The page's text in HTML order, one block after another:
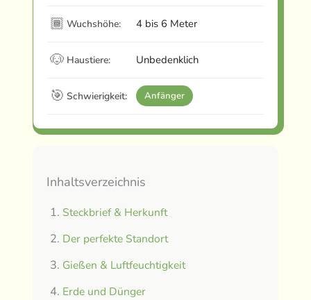
🏾 Wuchshöhe: 4 bis 6 Meter
🐶 Haustiere: Unbedenklich
🎯 Schwierigkeit: Anfänger
Inhaltsverzeichnis
Steckbrief & Herkunft
Der perfekte Standort
Gießen & Luftfeuchtigkeit
Erde und Dünger